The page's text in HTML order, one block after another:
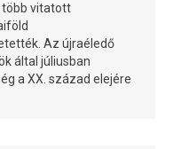
több vitatott
Az újraéledő
által júliusban
a XX. század elejére